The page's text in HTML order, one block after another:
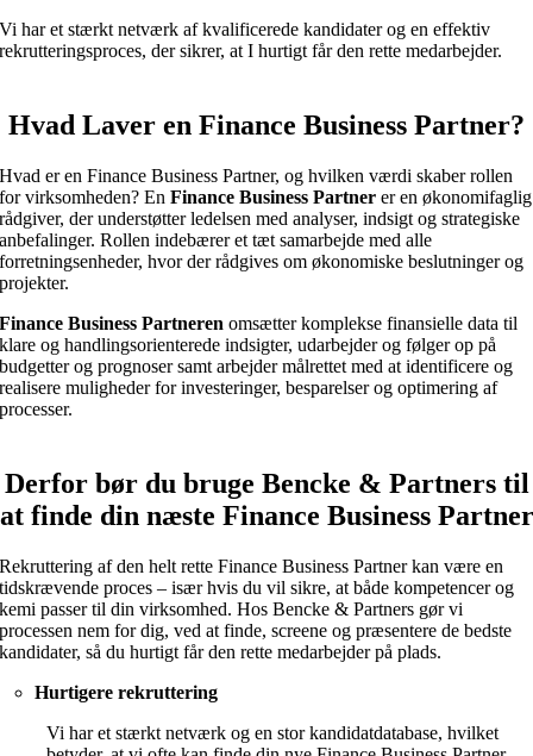
Vi har et stærkt netværk af kvalificerede kandidater og en effektiv
rekrutteringsproces, der sikrer, at I hurtigt får den rette medarbejder.
Hvad Laver en Finance Business Partner?
Hvad er en Finance Business Partner, og hvilken værdi skaber rollen
for virksomheden? EnFinance Business Partnerer en økonomifaglig
rådgiver, der understøtter ledelsen med analyser, indsigt og strategiske
anbefalinger. Rollen indebærer et tæt samarbejde med alle
forretningsenheder, hvor der rådgives om økonomiske beslutninger og
projekter.
Finance Business Partneren omsætter komplekse finansielle data til
klare og handlingsorienterede indsigter, udarbejder og følger op på
budgetter og prognoser samt arbejder målrettet med at identificere og
realisere muligheder for investeringer, besparelser og optimering af
processer.
Derfor bør du bruge Bencke & Partners til
at finde din næste Finance Business Partner
Rekruttering af den helt rette Finance Business Partner kan være en
tidskrævende proces – især hvis du vil sikre, at både kompetencer og
kemi passer til din virksomhed. Hos Bencke & Partners gør vi
processen nem for dig, ved at finde, screene og præsentere de bedste
kandidater, så du hurtigt får den rette medarbejder på plads.
Hurtigere rekruttering
Vi har et stærkt netværk og en stor kandidatdatabase, hvilket